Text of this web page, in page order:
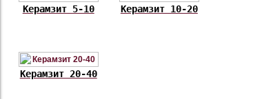
Керамзит 5-10 Керамзит 10-20
Керамзит 20-40